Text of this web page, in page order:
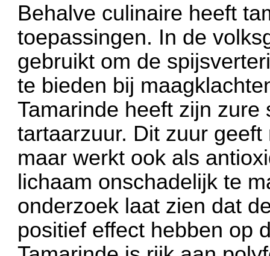
Behalve culinaire heeft
toepassingen. In de
gebruikt om de
te bieden bij
Tamarinde heeft zijn
tartaarzuur. Dit zuur
maar werkt ook als
lichaam onschadelijk te
onderzoek laat zien dat
positief effect hebben op